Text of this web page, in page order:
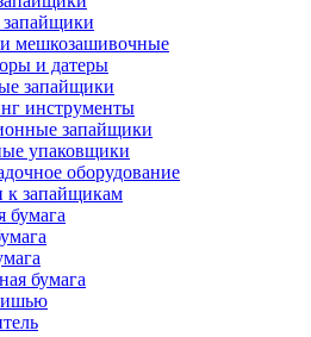
мешкозашивочные
и датеры
запайщики
инструменты
запайщики
упаковщики
оборудование
к запайщикам
бумага